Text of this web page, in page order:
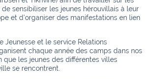
sensibiliser les jeunes hérouvillais à leur
et d'organiser des manifestations en lien
Jeunesse et le service Relations
chaque année des camps dans nos
que les jeunes des différentes villes
se rencontrent.